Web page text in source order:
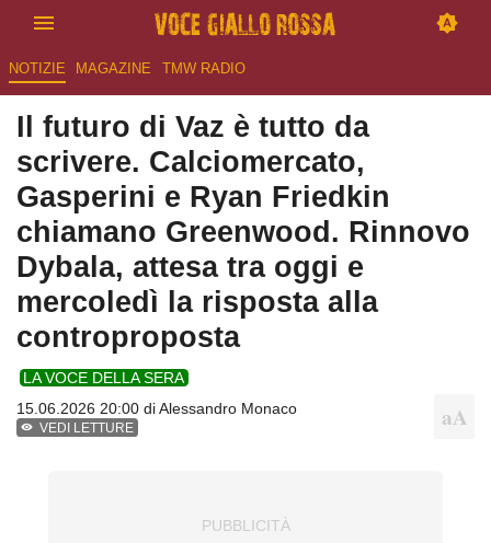
NOTIZIE MAGAZINE TMW RADIO
Il futuro di Vaz è tutto da
scrivere. Calciomercato,
Gasperini e Ryan Friedkin
chiamano Greenwood. Rinnovo
Dybala, attesa tra oggi e
mercoledì la risposta alla
controproposta
LA VOCE DELLA SERA
15.06.2026 20:00 diAlessandro Monaco
VEDI LETTURE